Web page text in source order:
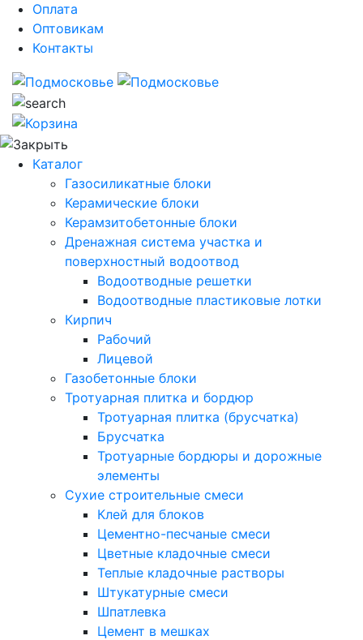
Оплата
Оптовикам
Контакты
Каталог
Газосиликатные блоки
Керамические блоки
Керамзитобетонные блоки
Дренажная система участка и
поверхностный водоотвод
Водоотводные решетки
Водоотводные пластиковые лотки
Кирпич
Рабочий
Лицевой
Газобетонные блоки
Тротуарная плитка и бордюр
Тротуарная плитка (брусчатка)
Брусчатка
Тротуарные бордюры и дорожные
элементы
Сухие строительные смеси
Клей для блоков
Цементно-песчаные смеси
Цветные кладочные смеси
Теплые кладочные растворы
Штукатурные смеси
Шпатлевка
Цемент в мешках